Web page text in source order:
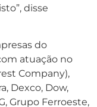
disse
do
atuação no
Company),
Dexco, Dow,
Grupo Ferroeste,